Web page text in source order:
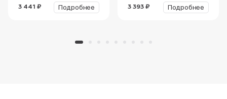
3 441 ₽ Подробнее 3 393 ₽ Подробнее